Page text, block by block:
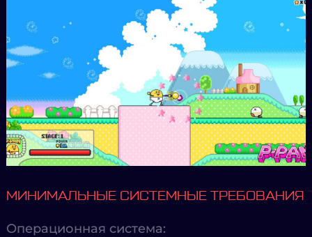
МИНИМАЛЬНЫЕ СИСТЕМНЫЕ ТРЕБОВАНИЯ
Операционная система: